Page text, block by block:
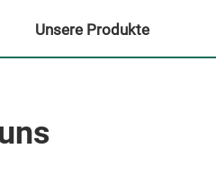
Unsere Produkte